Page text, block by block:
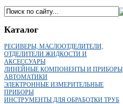
Каталог
РЕСИВЕРЫ, МАСЛООТДЕЛИТЕЛИ,
ОТДЕЛИТЕЛИ ЖИДКОСТИ И
АКСЕССУАРЫ
ЛИНЕЙНЫЕ КОМПОНЕНТЫ И ПРИБОРЫ
АВТОМАТИКИ
ЭЛЕКТРОННЫЕ ИЗМЕРИТЕЛЬНЫЕ
ПРИБОРЫ
ИНСТРУМЕНТЫ ДЛЯ ОБРАБОТКИ ТРУБ